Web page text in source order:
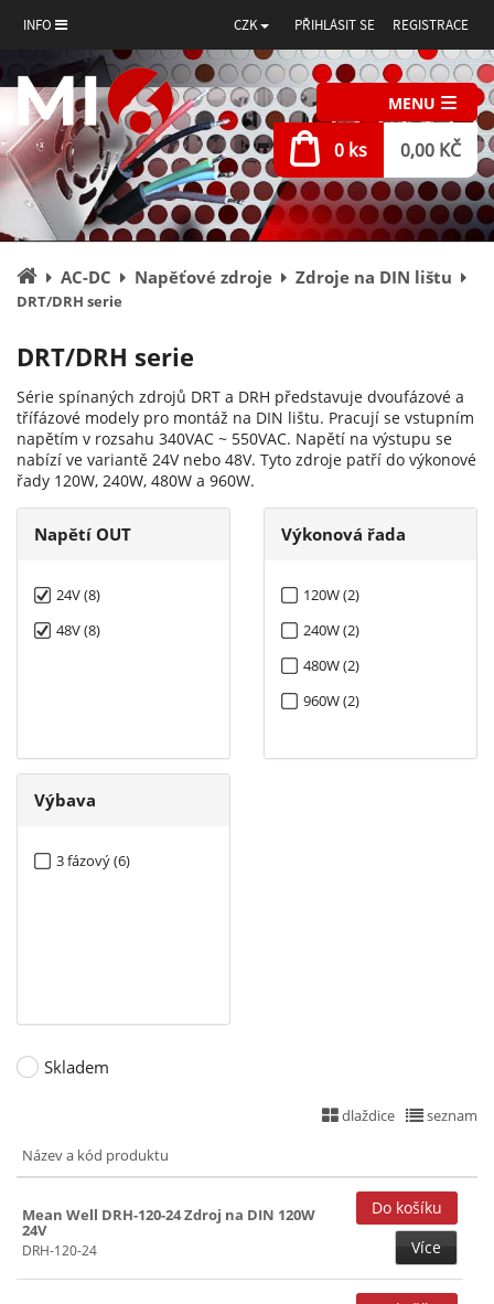
INFO CZK PŘIHLÁSIT SE REGISTRACE
MENU
0 ks 0,00 KČ
Úvodní
stránka
AC-DC Napěťové zdroje Zdroje na DIN lištu
DRT/DRH serie
DRT/DRH serie
Série spínaných zdrojů DRT a DRH představuje dvoufázové a
třífázové modely pro montáž na DIN lištu. Pracují se vstupním
napětím v rozsahu 340VAC ~ 550VAC. Napětí na výstupu se
nabízí ve variantě 24V nebo 48V. Tyto zdroje patří do výkonové
řady 120W, 240W, 480W a 960W.
Napětí OUT
24V (8)
48V (8)
Výkonová řada
120W (2)
240W (2)
480W (2)
960W (2)
Výbava
3 fázový (6)
Skladem
dlaždice seznam
Název a kód produktu
Mean Well DRH-120-24 Zdroj na DIN 120W
24V
DRH-120-24 Více